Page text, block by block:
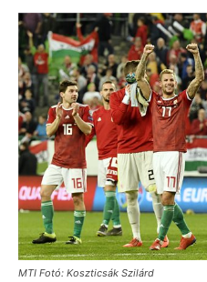
MTI Fotó: Koszticsák Szilárd